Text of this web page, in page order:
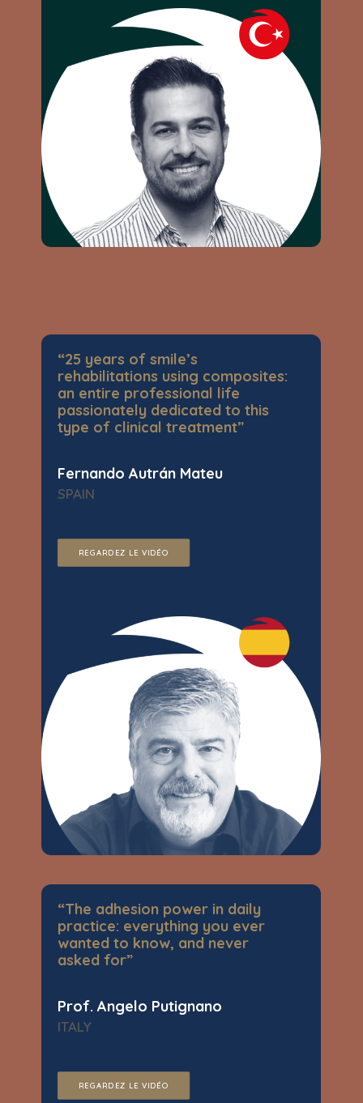
“25 years of smile’s
rehabilitations using composites:
an entire professional life
passionately dedicated to this
type of clinical treatment”
Fernando Autrán Mateu
SPAIN
REGARDEZ LE VIDÉO
“The adhesion power in daily
practice: everything you ever
wanted to know, and never
asked for”
Prof. Angelo Putignano
ITALY
REGARDEZ LE VIDÉO